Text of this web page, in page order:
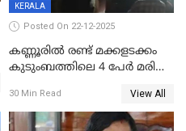
KERALA
Posted On 22-12-2025
കണ്ണൂരിൽ രണ്ട് മക്കളടക്കം
കുടുംബത്തിലെ 4 പേർ മരിച്ച
30 Min Read View All